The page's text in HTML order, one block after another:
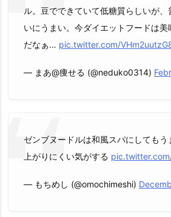
ル。豆でできていて低糖質らしいが
いにうまい。今ダイエットフードは
だなぁ… pic.twitter.com/
— まあ@痩せる (@neduko0314)
ゼンブヌードルは和風スパにしても
上がりにくい気がする
— もちめし (@omochimeshi)